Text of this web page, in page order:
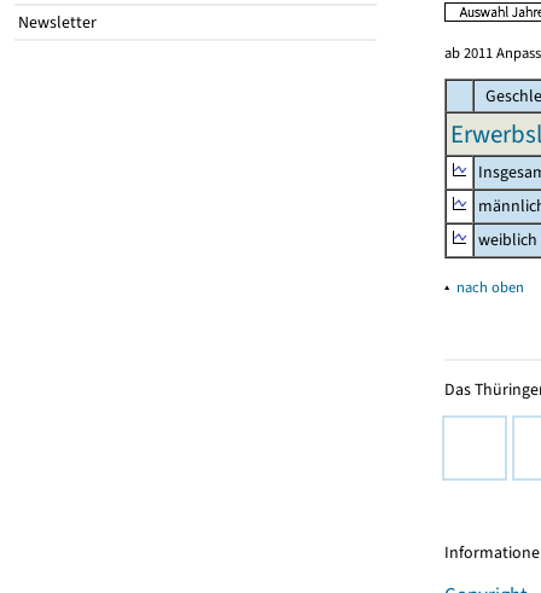
Newsletter
ab 2011
weiblich
▴ nach oben
Das